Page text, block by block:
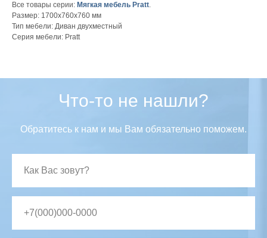
Все товары серии: Мягкая мебель Pratt.
Размер: 1700х760х760 мм
Тип мебели: Диван двухместный
Серия мебели: Pratt
Что-то не нашли?
Обратитесь к нам и мы Вам обязательно поможем.